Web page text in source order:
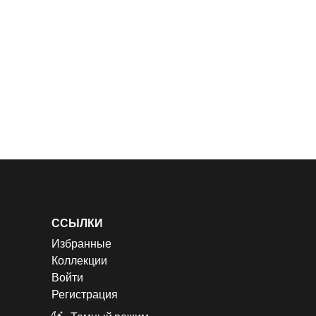
ССЫЛКИ
Избранные
Коллекции
Войти
Регистрация